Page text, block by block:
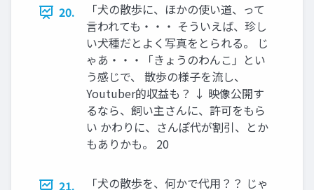
20.
「犬の散歩に、ほかの使い道、って
言われても・・・ そういえば、珍し
い犬種だとよく写真をとられる。 じ
ゃあ・・・「きょうのわんこ」とい
う感じで、 散歩の様子を流し、
Youtuber的収益も？ ↓ 映像公開す
るなら、飼い主さんに、許可をもら
い かわりに、さんぽ代が割引、とか
もありかも。 20
21. 「犬の散歩を、何かで代用？？ じゃ